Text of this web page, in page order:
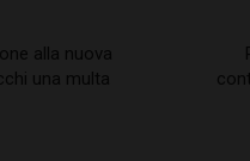
alla nuova
una multa